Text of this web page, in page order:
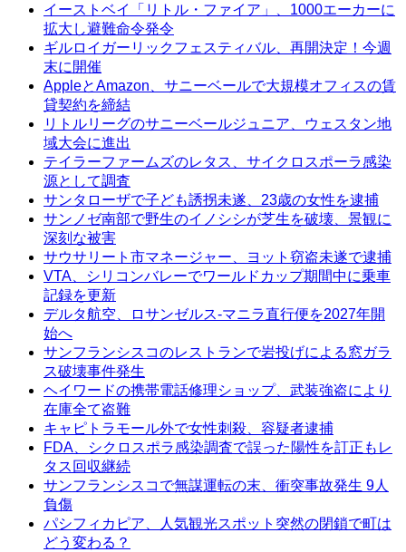
イーストベイ「リトル・ファイア」、1000エーカーに
拡大し避難命令発令
ギルロイガーリックフェスティバル、再開決定！今週
末に開催
AppleとAmazon、サニーベールで大規模オフィスの賃
貸契約を締結
リトルリーグのサニーベールジュニア、ウェスタン地
域大会に進出
テイラーファームズのレタス、サイクロスポーラ感染
源として調査
サンタローザで子ども誘拐未遂、23歳の女性を逮捕
サンノゼ南部で野生のイノシシが芝生を破壊、景観に
深刻な被害
サウサリート市マネージャー、ヨット窃盗未遂で逮捕
VTA、シリコンバレーでワールドカップ期間中に乗車
記録を更新
デルタ航空、ロサンゼルス-マニラ直行便を2027年開
始へ
サンフランシスコのレストランで岩投げによる窓ガラ
ス破壊事件発生
ヘイワードの携帯電話修理ショップ、武装強盗により
在庫全て盗難
キャピトラモール外で女性刺殺、容疑者逮捕
FDA、シクロスポラ感染調査で誤った陽性を訂正もレ
タス回収継続
サンフランシスコで無謀運転の末、衝突事故発生 9人
負傷
パシフィカピア、人気観光スポット突然の閉鎖で町は
どう変わる？